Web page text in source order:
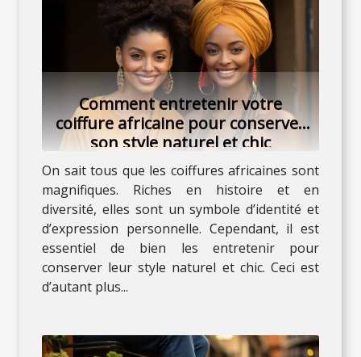
Comment entretenir votre
coiffure africaine pour conserver
son style naturel et chic
On sait tous que les coiffures africaines sont
magnifiques. Riches en histoire et en
diversité, elles sont un symbole d’identité et
d’expression personnelle. Cependant, il est
essentiel de bien les entretenir pour
conserver leur style naturel et chic. Ceci est
d’autant plus...